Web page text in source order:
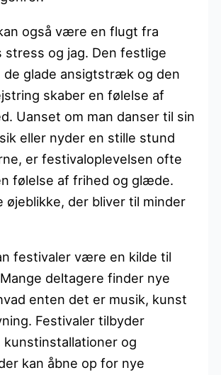
også være en flugt fra
stress og jag. Den festlige
glade ansigtstræk og den
skaber en følelse af
Uanset om man danser til sin
eller nyder en stille stund
er festivaloplevelsen ofte
følelse af frihed og glæde.
øjeblikke, der bliver til minder
festivaler være en kilde til
deltagere finder nye
enten det er musik, kunst
Festivaler tilbyder
og
kan åbne op for nye